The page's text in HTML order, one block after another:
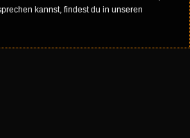
kannst, findest du in unseren